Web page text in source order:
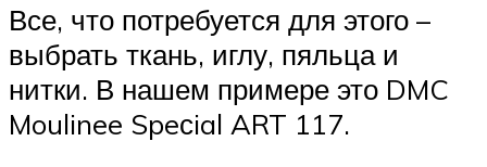
Все, что потребуется для этого –
выбрать ткань, иглу, пяльца и
нитки. В нашем примере это DMC
Moulinee Speсial ART 117.